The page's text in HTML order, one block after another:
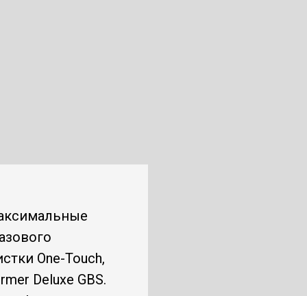
One-Touch,
Deluxe GBS.